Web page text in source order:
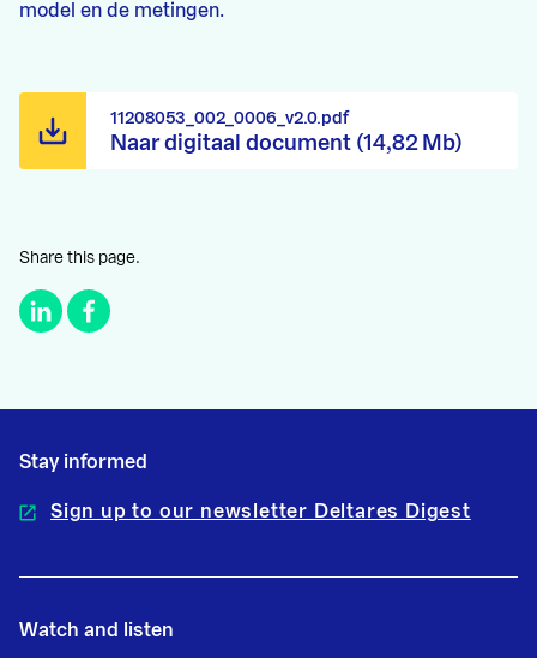
Naar digitaal document (14,82 Mb)
11208053_002_0006_v2.0.pdf
Share this page.
Stay informed
Sign up to our newsletter Deltares Digest
Watch and listen